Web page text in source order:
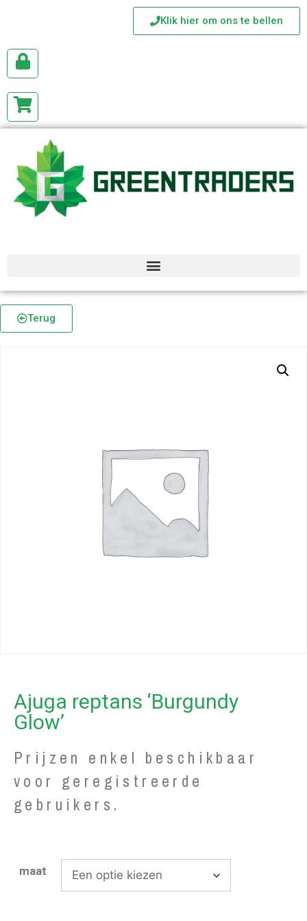
Klik hier om ons te bellen
Terug
Ajuga reptans ‘Burgundy
Glow’
Prijzen enkel beschikbaar
voor geregistreerde
gebruikers.
maat